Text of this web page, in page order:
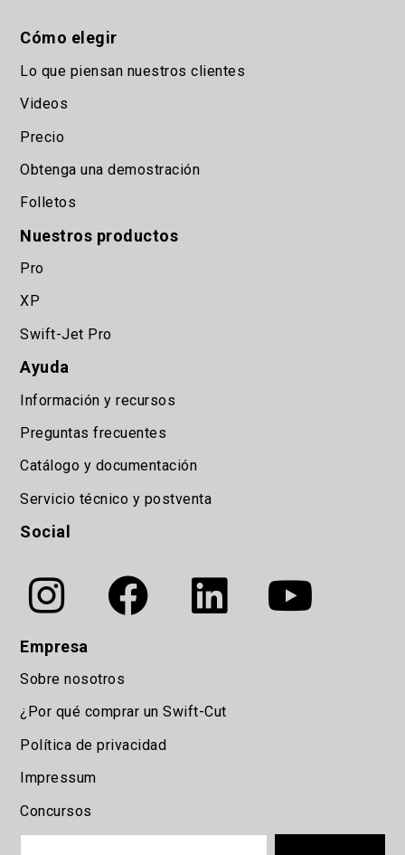
Cómo elegir
Lo que piensan nuestros clientes
Videos
Precio
Obtenga una demostración
Folletos
Nuestros productos
Pro
XP
Swift-Jet Pro
Ayuda
Información y recursos
Preguntas frecuentes
Catálogo y documentación
Servicio técnico y postventa
Social
Empresa
Sobre nosotros
¿Por qué comprar un Swift-Cut
Política de privacidad
Impressum
Concursos